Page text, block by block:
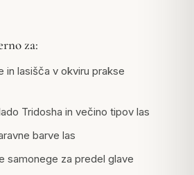
za:
in lasišča v okviru prakse
Tridosha in večino tipov las
barve las
samonege za predel glave